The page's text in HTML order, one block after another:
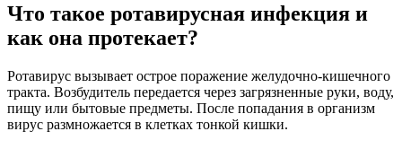
Что такое ротавирусная инфекция и
как она протекает?
Ротавирус вызывает острое поражение желудочно-кишечного
тракта. Возбудитель передается через загрязненные руки, воду,
пищу или бытовые предметы. После попадания в организм
вирус размножается в клетках тонкой кишки.